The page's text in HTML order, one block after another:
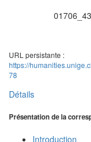
URL persistante :
https://
78
Détails
Présentation de la
Introduction